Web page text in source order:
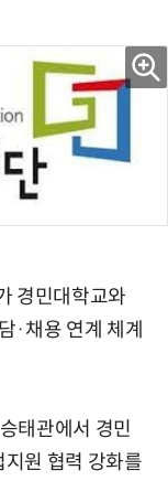
경민대학교와
·채용 연계 체계
태관에서 경민
원 협력 강화를